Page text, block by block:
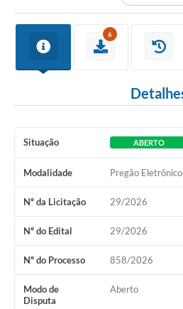
Carteira municipal de identificação
responsáveis de pessoas com
PALESTRA SETEMBRO AMARELO -
Relação dos Itinerários do
Consulta Pública sobre o Plano
FAQ
6
Situação ABERTO
Modalidade Pregão Eletrônico
Nº da Licitação 29/2026
Nº do Edital 29/2026
Nº do Processo 858/2026
Modo de
Disputa
Aberto